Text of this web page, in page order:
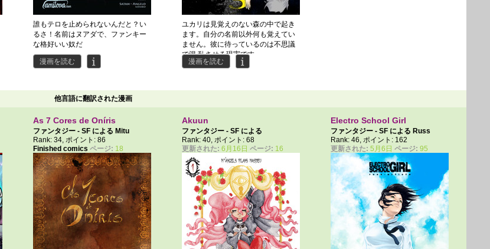
誰もテロを止められないんだと？い
るさ！名前はヌアダで、ファンキー
な格好いい奴だ
漫画を読む
ユカリは見覚えのない森の中で起き
ます。自分の名前以外何も覚えてい
ません。彼に待っているのは不思議
で混 乱させる現実です。
他方では、ダニエラは大きくなっ
漫画を読む
他言語に翻訳された漫画
As 7 Cores de Oníris
ファンタジー - SF による Mitu
Rank: 34, ポイント: 86
Finished comics ページ: 18
Akuun
ファンタジー - SF による
AngelCelestial
Rank: 40, ポイント: 68
更新された: 6月16日 ページ: 16
Electro School Girl
ファンタジー - SF による Russ
Artiste
Rank: 46, ポイント: 162
更新された: 5月6日 ページ: 95